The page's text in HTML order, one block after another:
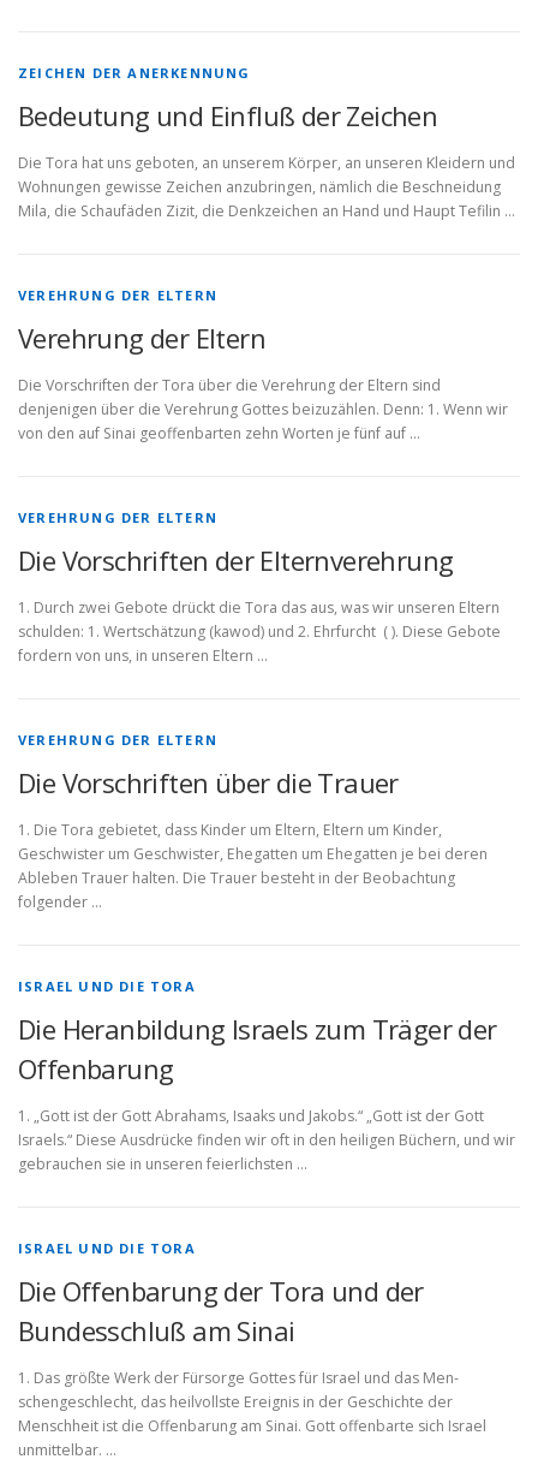
ZEICHEN DER ANERKENNUNG
Bedeutung und Einfluß der Zeichen
Die Tora hat uns geboten, an unserem Körper, an unseren Klei­dern und
Wohnungen gewisse Zeichen anzubringen, nämlich die Beschneidung
Mila, die Schaufäden Zizit, die Denkzeichen an Hand und Haupt Tefilin …
VEREHRUNG DER ELTERN
Verehrung der Eltern
Die Vorschriften der Tora über die Verehrung der Eltern sind
denjenigen über die Verehrung Gottes beizuzählen. Denn: 1. Wenn wir
von den auf Sinai geoffenbarten zehn Worten je fünf auf …
VEREHRUNG DER ELTERN
Die Vorschriften der Elternverehrung
1. Durch zwei Gebote drückt die Tora das aus, was wir unseren Eltern
schulden: 1. Wertschätzung (kawod) und 2. Ehrfurcht ( ). Diese Gebote
fordern von uns, in unseren Eltern …
VEREHRUNG DER ELTERN
Die Vorschriften über die Trauer
1. Die Tora gebietet, dass Kinder um Eltern, Eltern um Kinder,
Geschwister um Geschwister, Ehegatten um Ehegatten je bei deren
Ableben Trauer halten. Die Trauer besteht in der Beobachtung
folgender …
ISRAEL UND DIE TORA
Die Heranbildung Israels zum Träger der
Offenbarung
1. „Gott ist der Gott Abrahams, Isaaks und Jakobs.“ „Gott ist der Gott
Israels.“ Diese Ausdrücke finden wir oft in den heiligen Büchern, und wir
gebrauchen sie in unseren feierlichsten …
ISRAEL UND DIE TORA
Die Offenbarung der Tora und der
Bundesschluß am Sinai
1. Das größte Werk der Fürsorge Gottes für Israel und das Men­
schengeschlecht, das heilvollste Ereignis in der Geschichte der
Menschheit ist die Offenbarung am Sinai. Gott offenbarte sich Israel
unmittelbar. …